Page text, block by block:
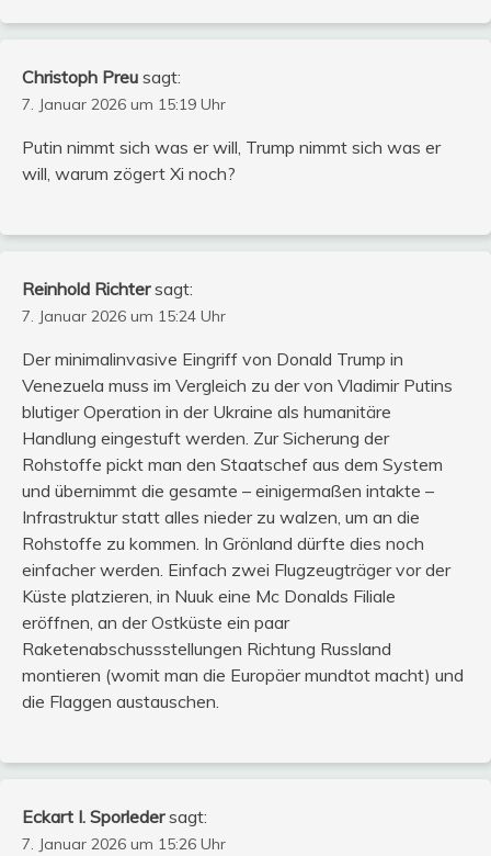
Christoph Preu sagt:
7. Januar 2026 um 15:19 Uhr
Putin nimmt sich was er will, Trump nimmt sich was er
will, warum zögert Xi noch?
Reinhold Richter sagt:
7. Januar 2026 um 15:24 Uhr
Der minimalinvasive Eingriff von Donald Trump in
Venezuela muss im Vergleich zu der von Vladimir Putins
blutiger Operation in der Ukraine als humanitäre
Handlung eingestuft werden. Zur Sicherung der
Rohstoffe pickt man den Staatschef aus dem System
und übernimmt die gesamte – einigermaßen intakte –
Infrastruktur statt alles nieder zu walzen, um an die
Rohstoffe zu kommen. In Grönland dürfte dies noch
einfacher werden. Einfach zwei Flugzeugträger vor der
Küste platzieren, in Nuuk eine Mc Donalds Filiale
eröffnen, an der Ostküste ein paar
Raketenabschussstellungen Richtung Russland
montieren (womit man die Europäer mundtot macht) und
die Flaggen austauschen.
Eckart I. Sporleder sagt:
7. Januar 2026 um 15:26 Uhr